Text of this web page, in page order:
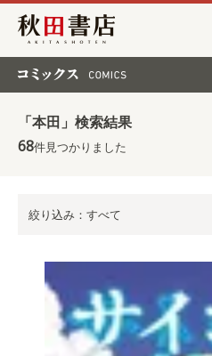
秋田書店
「本田」検索結果
68件見つかりました
絞り込み：すべて